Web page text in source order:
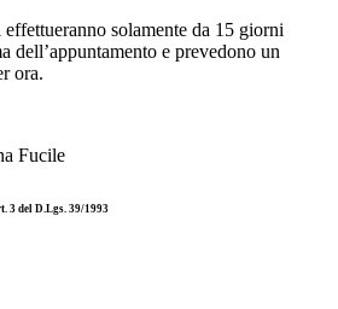
solamente da 15 giorni
e prevedono un
ora.
Fucile
3 del D.Lgs. 39/1993